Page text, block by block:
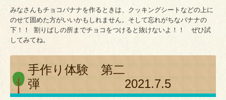
みなさんもチョコバナナを作るときは、クッキングシートなどの上に
のせて固めた方がいいかもしれません。そして忘れがちなバナナの
下！！ 割りばしの所までチョコをつけると抜けないよ！！ ぜひ試
してみてね。
手作り体験 第二
弾 2021.7.5